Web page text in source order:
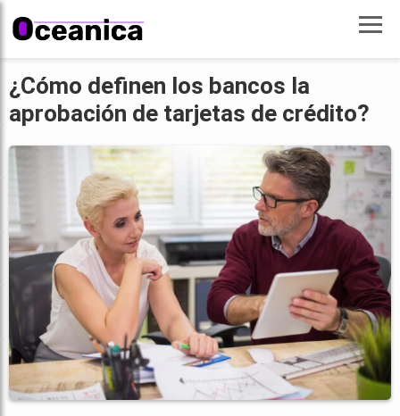
¿Cómo definen los bancos la
aprobación de tarjetas de crédito?